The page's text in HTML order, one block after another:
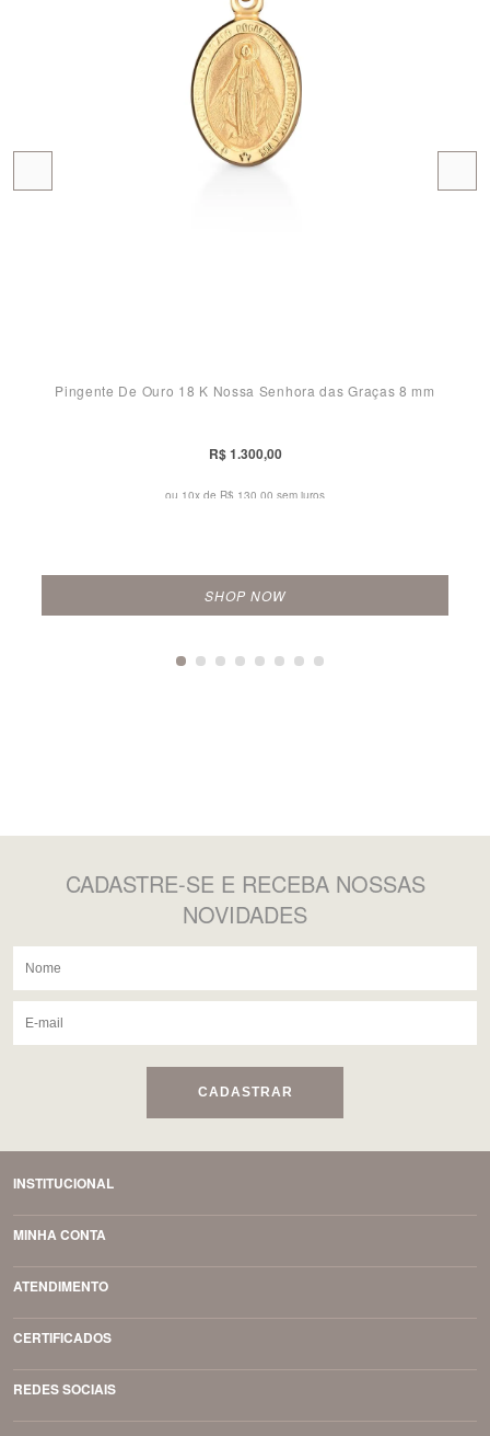
Pingente De Ouro 18 K Nossa Senhora das Graças 8 mm
R$ 1.300,00
ou 10x de R$ 130,00 sem juros
SHOP NOW
CADASTRE-SE E RECEBA NOSSAS
NOVIDADES
CADASTRAR
INSTITUCIONAL
MINHA CONTA
ATENDIMENTO
CERTIFICADOS
REDES SOCIAIS